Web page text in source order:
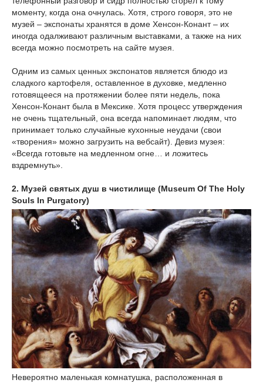
моменту, когда она очнулась. Хотя, строго говоря, это не
музей – экспонаты хранятся в доме Хенсон-Конант – их
иногда одалживают различным выставками, а также на них
всегда можно посмотреть на сайте музея.
Одним из самых ценных экспонатов является блюдо из
сладкого картофеля, оставленное в духовке, медленно
готовящееся на протяжении более пяти недель, пока
Хенсон-Конант была в Мексике. Хотя процесс утверждения
не очень тщательный, она всегда напоминает людям, что
принимает только случайные кухонные неудачи (свои
«творения» можно загрузить на вебсайт). Девиз музея:
«Всегда готовьте на медленном огне… и ложитесь
вздремнуть».
2. Музей святых душ в чистилище (Museum Of The Holy
Souls In Purgatory)
Невероятно маленькая комнатушка, расположенная в